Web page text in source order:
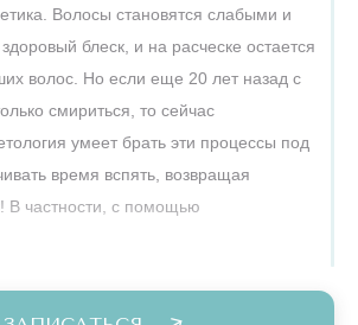
Волосы становятся слабыми и
блеск, и на расческе остается
волос. Но если еще 20 лет назад с
смириться, то сейчас
умеет брать эти процессы под
время вспять, возвращая
В частности, с помощью
доз активных веществ